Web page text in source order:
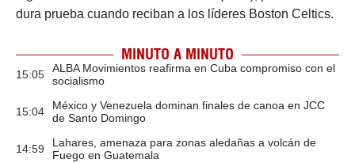
dura prueba cuando reciban a los líderes Boston Celtics.
MINUTO A MINUTO
15:05
ALBA Movimientos reafirma en Cuba compromiso con el
socialismo
15:04
México y Venezuela dominan finales de canoa en JCC
de Santo Domingo
14:59
Lahares, amenaza para zonas aledañas a volcán de
Fuego en Guatemala